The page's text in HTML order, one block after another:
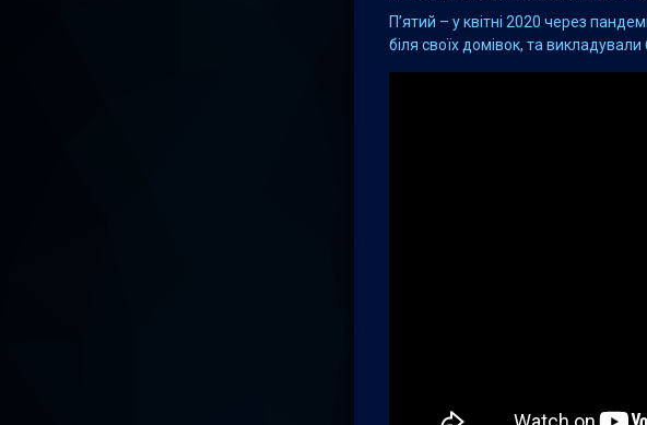
П’ятий – у квітні 2020 через
біля своїх домівок, та